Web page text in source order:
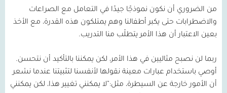
من الضروري أن نكون نموذجًا جيدًا في التعامل مع الصراعات
والاضطرابات حتى يكبر أطفالنا وهم يمتلكون هذه القدرة، مع الأخذ
بعين الاعتبار أن هذا الأمر يتطلّب منا التدريب.
ربما لن نصبح مثاليين في هذا الأمر، لكن يمكننا بالتأكيد أن نتحسن.
أوصي باستخدام عبارات معينة نقولها لأنفسنا لتثبيتنا عندما نشعر
أن الأمور خارجة عن السيطرة، مثل:“لا يمكنني تغيير هذا، لكن يمكنني